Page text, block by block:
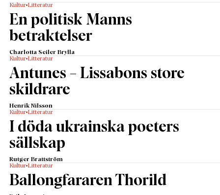
Kultur Litteratur
En politisk Manns
betraktelser
Charlotta Seiler Brylla
Kultur Litteratur
Antunes – Lissabons store
skildrare
Henrik Nilsson
Kultur Litteratur
I döda ukrainska poeters
sällskap
Rutger Brattström
Kultur Litteratur
Ballongfararen Thorild